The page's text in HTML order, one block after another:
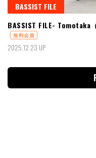
BASSIST FILE
BASSIST FILE-
無料会員
2025.12.23 UP